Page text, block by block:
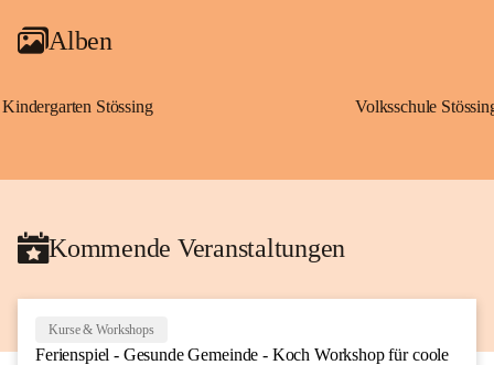
Alben
Kindergarten Stössing Volksschule
Kommende Veranstaltungen
AUG
Kurse & Workshops
Ferienspiel - Gesunde Gemeinde - Koch Workshop für coole